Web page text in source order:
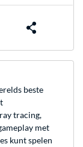
beste
tracing,
met
kunt spelen